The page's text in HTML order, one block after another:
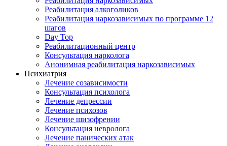
Реабилитация алкоголиков
Реабилитация наркозависимых по программе 12
шагов
Day Top
Реабилитационный центр
Консультация нарколога
Анонимная реабилитация наркозависимых
Психиатрия
Лечение созависимости
Консультация психолога
Лечение депрессии
Лечение психозов
Лечение шизофрении
Консультация невролога
Лечение панических атак